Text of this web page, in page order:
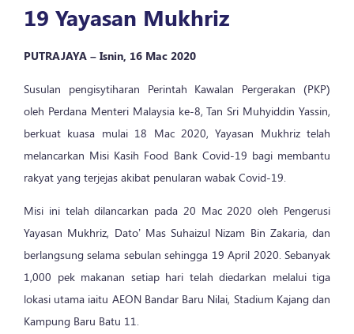
19 Yayasan Mukhriz
PUTRAJAYA – Isnin, 16 Mac 2020
Susulan pengisytiharan Perintah Kawalan Pergerakan (PKP)
oleh Perdana Menteri Malaysia ke-8, Tan Sri Muhyiddin Yassin,
berkuat kuasa mulai 18 Mac 2020, Yayasan Mukhriz telah
melancarkan Misi Kasih Food Bank Covid-19 bagi membantu
rakyat yang terjejas akibat penularan wabak Covid-19.
Misi ini telah dilancarkan pada 20 Mac 2020 oleh Pengerusi
Yayasan Mukhriz, Dato’ Mas Suhaizul Nizam Bin Zakaria, dan
berlangsung selama sebulan sehingga 19 April 2020. Sebanyak
1,000 pek makanan setiap hari telah diedarkan melalui tiga
lokasi utama iaitu AEON Bandar Baru Nilai, Stadium Kajang dan
Kampung Baru Batu 11.